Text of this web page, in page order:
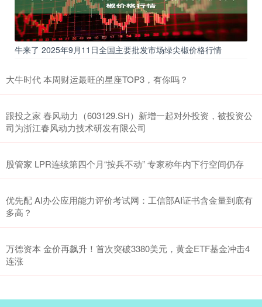
牛来了 2025年9月11日全国主要批发市场绿尖椒价格行情
大牛时代 本周财运最旺的星座TOP3，有你吗？
跟投之家 春风动力（603129.SH）新增一起对外投资，被投资公
司为浙江春风动力技术研发有限公司
股管家 LPR连续第四个月“按兵不动” 专家称年内下行空间仍存
优先配 AI办公应用能力评价考试网：工信部AI证书含金量到底有
多高？
万德资本 金价再飙升！首次突破3380美元，黄金ETF基金冲击4
连涨